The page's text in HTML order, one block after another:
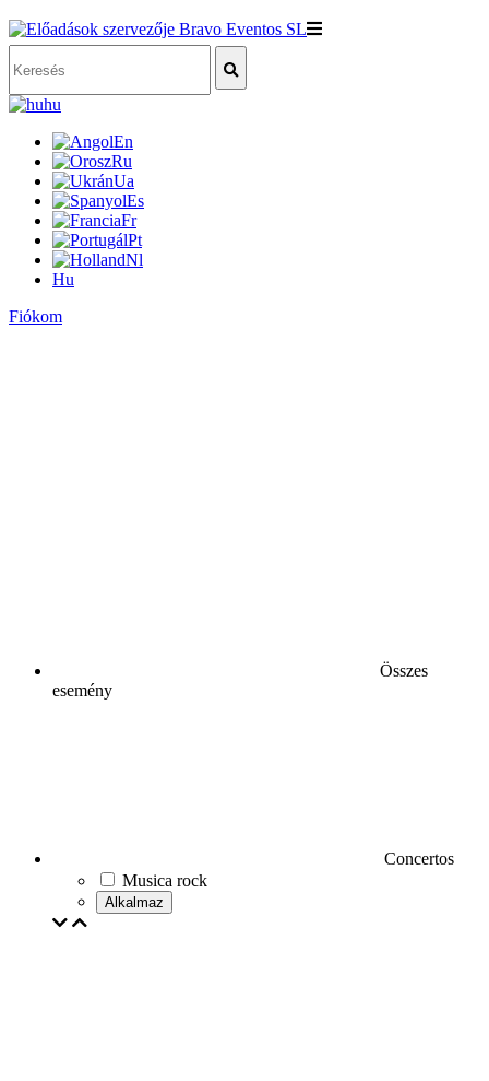
hu
En
Ru
Ua
Es
Fr
Pt
Nl
Hu
Fiókom
Összes
esemény
Concertos
Musica rock
Alkalmaz